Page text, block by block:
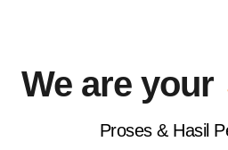
We are your
Proses & Hasil